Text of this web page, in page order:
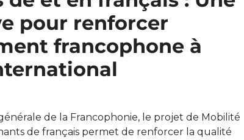
pour renforcer
francophone à
de la Francophonie, le projet de Mobilité
de français permet de renforcer la qualité